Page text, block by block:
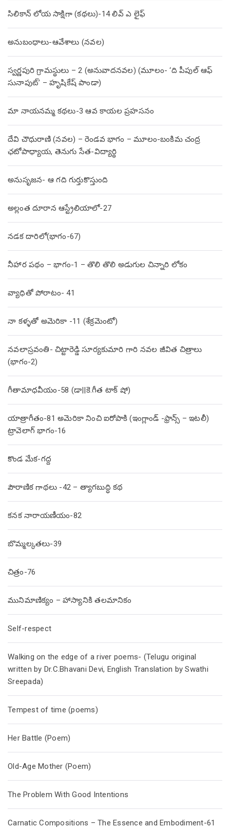
సిలికాన్ లోయ సాక్షిగా (కథలు)-14 లివ్ ఎ లైఫ్
అనుబంధాలు-ఆవేశాలు (నవల)
స్వర్ణపురి గ్రామస్థులు – 2 (అనువాదనవల) (మూలం- ‘ది పీపుల్ ఆఫ్
సునాపుట్’ – హృషికేష్ పాండా)
మా నాయనమ్మ కథలు-3 ఆవ కాయల ప్రహసనం
దేవి చౌధురాణి (నవల) – రెండవ భాగం – మూలం-బంకిమ చంద్ర
ఛటోపాధ్యాయ, తెనుగు సేత-విద్యార్థి
అనుసృజన- ఆ గది గుర్తుకొస్తుంది
అల్లంత దూరాన ఆస్ట్రేలియాలో-27
నడక దారిలో(భాగం-67)
నీహార పథం – భాగం-1 – తొలి తొలి అడుగుల చిన్నారి లోకం
వ్యాధితో పోరాటం- 41
నా కళ్ళతో అమెరికా -11 (శేక్రమెంటో)
నవలాస్రవంతి- చిట్టారెడ్డి సూర్యకుమారి గారి నవల జీవిత చిత్రాలు
(భాగం-2)
గీతామాధవీయం-58 (డా||కె.గీత టాక్ షో)
యాత్రాగీతం-81 అమెరికా నించి ఐరోపాకి (ఇంగ్లాండ్ -ఫ్రాన్స్ – ఇటలీ)
ట్రావెలాగ్ భాగం-16
కొండ మేక-గద్ద
పౌరాణిక గాథలు -42 – త్యాగబుద్ధి కథ
కనక నారాయణీయం-82
బొమ్మల్కతలు-39
చిత్రం-76
మునిమాణిక్యం – హాస్యానికి తలమానికం
Self-respect
Walking on the edge of a river poems- (Telugu original
written by Dr.C.Bhavani Devi, English Translation by Swathi
Sreepada)
Tempest of time (poems)
Her Battle (Poem)
Old-Age Mother (Poem)
The Problem With Good Intentions
Carnatic Compositions – The Essence and Embodiment-61